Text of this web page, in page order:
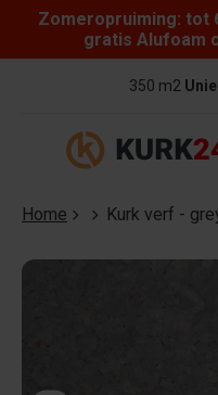
Skip to content
Zomeropruiming: tot
gratis Alufoam
350 m2
Home Kurk verf -